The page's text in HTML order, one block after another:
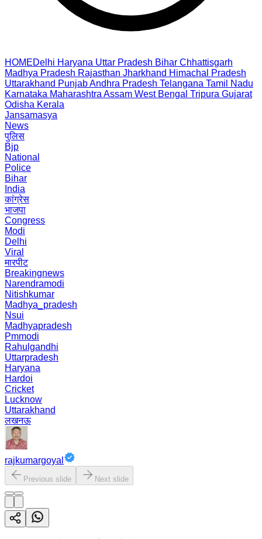
HOMEDelhi Haryana Uttar Pradesh Bihar Chhattisgarh
Madhya Pradesh Rajasthan Jharkhand Himachal Pradesh
Uttarakhand PunjabAndhra Pradesh Telangana Tamil Nadu
Karnataka Maharashtra Assam West Bengal Tripura Gujarat
Odisha Kerala
Jansamasya
News
पुलिस
Bjp
National
Police
Bihar
India
कांग्रेस
भाजपा
Congress
Modi
Delhi
Viral
मारपीट
Breakingnews
Narendramodi
Nitishkumar
Madhya_pradesh
Nsui
Madhyapradesh
Pmmodi
Rahulgandhi
Uttarpradesh
Haryana
Hardoi
Cricket
Lucknow
Uttarakhand
लखनऊ
rajkumargoyal
Previous slide Next slide